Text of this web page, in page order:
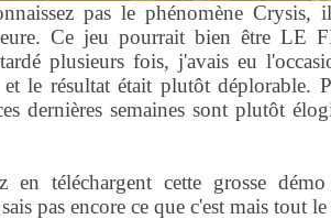
pas le phénomène Crysis,
Ce jeu pourrait bien être LE
plusieurs fois, j'avais eu
le résultat était plutôt déplorable.
dernières semaines sont plutôt
en téléchargent cette grosse
pas encore ce que c'est mais tout